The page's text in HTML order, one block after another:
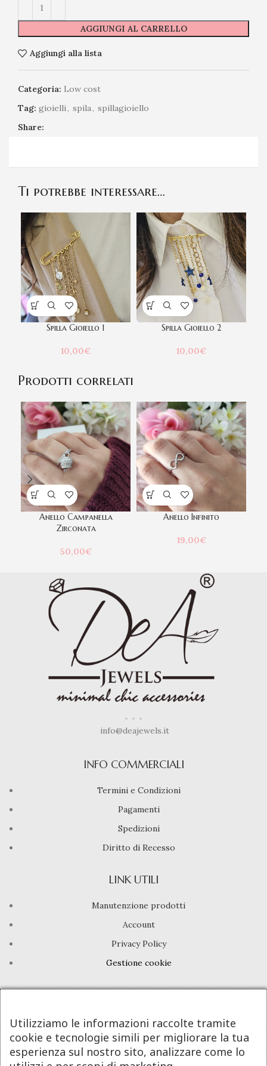
AGGIUNGI AL CARRELLO
Aggiungi alla lista
Categoria: Low cost
Tag: gioielli, spila, spillagioiello
Share:
Ti potrebbe interessare…
Spilla Gioiello 1
10,00€
Spilla Gioiello 2
10,00€
Prodotti correlati
Anello Campanella
Zirconata
50,00€
Anello Infinito
19,00€
info@deajewels.it
INFO COMMERCIALI
Termini e Condizioni
Pagamenti
Spedizioni
Diritto di Recesso
LINK UTILI
Manutenzione prodotti
Account
Privacy Policy
Gestione cookie
Chi siamo
Dicono di noi
Domande frequenti
Utilizziamo le informazioni raccolte tramite
cookie e tecnologie simili per migliorare la tua
esperienza sul nostro sito, analizzare come lo